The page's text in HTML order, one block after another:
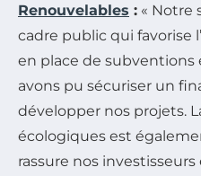
Renouvelables : « Notre
cadre public qui favorise
en place de subventions
avons pu sécuriser un
développer nos projets.
écologiques est
rassure nos